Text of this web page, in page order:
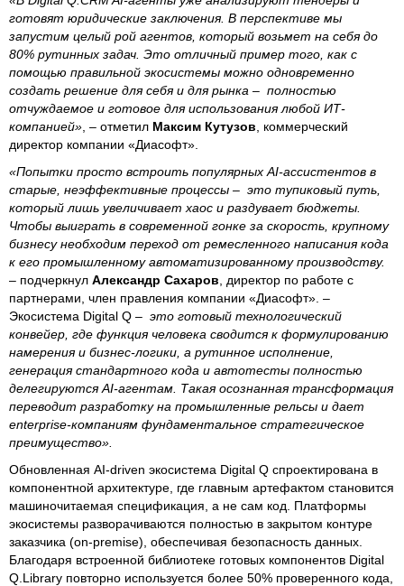
готовят юридические заключения. В перспективе мы
запустим целый рой агентов, который возьмет на себя до
80% рутинных задач. Это отличный пример того, как с
помощью правильной экосистемы можно одновременно
создать решение для себя и для рынка – полностью
отчуждаемое и готовое для использования любой ИТ-
компанией» , – отметил Максим Кутузов , коммерческий
директор компании «Диасофт».
«Попытки просто встроить популярных AI-ассистентов в
старые, неэффективные процессы – это тупиковый путь,
который лишь увеличивает хаос и раздувает бюджеты.
Чтобы выиграть в современной гонке за скорость, крупному
бизнесу необходим переход от ремесленного написания кода
к его промышленному автоматизированному производству.
– подчеркнул Александр Сахаров , директор по работе с
партнерами, член правления компании «Диасофт». –
Экосистема Digital Q – это готовый технологический
конвейер, где функция человека сводится к формулированию
намерения и бизнес-логики, а рутинное исполнение,
генерация стандартного кода и автотесты полностью
делегируются AI-агентам. Такая осознанная трансформация
переводит разработку на промышленные рельсы и дает
enterprise-компаниям фундаментальное стратегическое
преимущество».
Обновленная AI-driven экосистема Digital Q спроектирована в
компонентной архитектуре, где главным артефактом становится
машиночитаемая спецификация, а не сам код. Платформы
экосистемы разворачиваются полностью в закрытом контуре
заказчика (on-premise), обеспечивая безопасность данных.
Благодаря встроенной библиотеке готовых компонентов Digital
Q.Library повторно используется более 50% проверенного кода,